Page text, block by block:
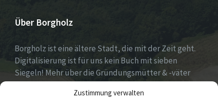
Zustimmung verwalten
Über Borgholz
Borgholz ist eine ältere Stadt, die mit der Zeit geht.
Digitalisierung ist für uns kein Buch mit sieben
Siegeln! Mehr über die Gründungsmütter & -väter
gibt es unterDorfwerkstattund
https://www.digitale-doerfer.de!